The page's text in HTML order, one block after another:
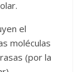
el
moléculas
(por la